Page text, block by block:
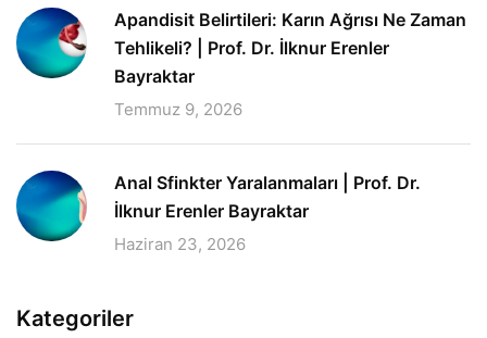
Apandisit Belirtileri: Karın Ağrısı Ne Zaman
Tehlikeli? | Prof. Dr. İlknur Erenler
Bayraktar
Temmuz 9, 2026
Anal Sfinkter Yaralanmaları | Prof. Dr.
İlknur Erenler Bayraktar
Haziran 23, 2026
Kategoriler